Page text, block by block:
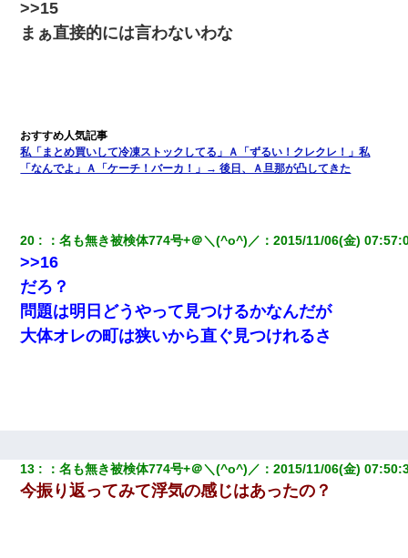
クラスで一人無口で誰とも話さない男子がいた。→修学旅行に来
と・・・
>>15
まぁ直接的には言わないわな
私「まとめ買いして冷凍ストックしてる」Ａ「ずるい！クレクレ！」私
「なんでよ」Ａ「ケーチ！バーカ！」→ 後日、Ａ旦那が凸してきた
20 ：名も無き被検体774号+＠＼(^o^)／ ：2015/11/06(金)
>>16
だろ？
問題は明日どうやって見つけるかなんだが
大体オレの町は狭いから直ぐ見つけれるさ
13 ：名も無き被検体774号+＠＼(^o^)／ ：2015/11/06(金)
今振り返ってみて浮気の感じはあったの？